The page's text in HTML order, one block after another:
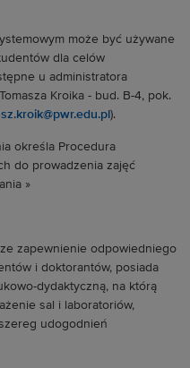
może być używane
dla celów
u administratora
Kroika - bud. B-4, pok.
).
określa Procedura
do prowadzenia zajęć
»
zapewnienie odpowiedniego
i doktorantów, posiada
dydaktyczną, na którą
sal i laboratoriów,
udogodnień